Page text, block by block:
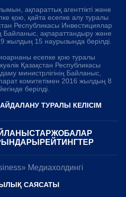
ақпараттық агенттікті және
қою, қайта есепке алу туралы
Республикасы Инвестициялар
Байланыс, ақпараттандыру және
жылдың 15 наурызында берілді.
есепке қою туралы
Қазақстан Республикасы
министрлігінің Байланыс,
комитетімен 2016 жылдың 8
берілді.
ТУРАЛЫ КЕЛІСІМ
ЖОБАЛАР
РЕЙТИНГТЕР
Медиахолдингі
САЯСАТЫ
бірінші біліңіз